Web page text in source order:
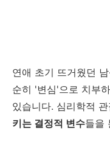
연애 초기 뜨거웠던
순히 '변심'으로 치부
있습니다. 심리학적 관
키는 결정적 변수들을